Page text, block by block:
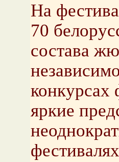
На
70
состава
яркие